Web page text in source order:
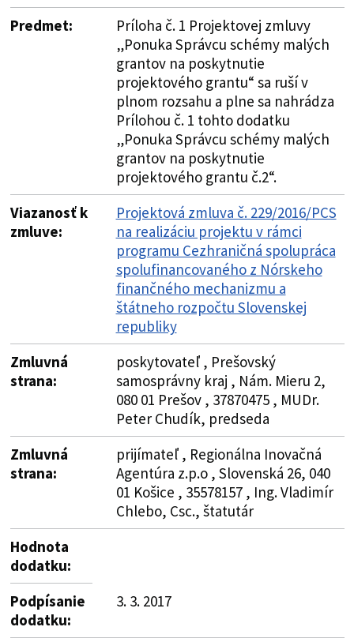
Predmet:
Príloha č. 1 Projektovej zmluvy
„Ponuka Správcu schémy malých
grantov na poskytnutie
projektového grantu“ sa ruší v
plnom rozsahu a plne sa nahrádza
Prílohou č. 1 tohto dodatku
„Ponuka Správcu schémy malých
grantov na poskytnutie
projektového grantu č.2“.
Viazanosť k
zmluve:
Projektová zmluva č. 229/2016/PCS
na realizáciu projektu v rámci
programu Cezhraničná spolupráca
spolufinancovaného z Nórskeho
finančného mechanizmu a
štátneho rozpočtu Slovenskej
republiky
Zmluvná
strana:
poskytovateľ , Prešovský
samosprávny kraj , Nám. Mieru 2,
080 01 Prešov , 37870475 , MUDr.
Peter Chudík, predseda
Zmluvná
strana:
prijímateľ , Regionálna Inovačná
Agentúra z.p.o , Slovenská 26, 040
01 Košice , 35578157 , Ing. Vladimír
Chlebo, Csc., štatutár
Hodnota
dodatku:
Podpísanie
dodatku:
3. 3. 2017